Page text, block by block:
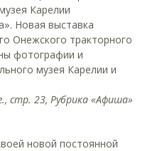
Карелии
Новая выставка
Онежского тракторного
фотографии и
музея Карелии и
стр. 23, Рубрика «Афиша»
новой постоянной